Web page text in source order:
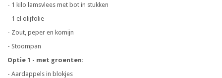
- 1 kilo lamsvlees met bot in stukken
- 1 el olijfolie
- Zout, peper en komijn
- Stoompan
Optie 1 - met groenten:
- Aardappels in blokjes